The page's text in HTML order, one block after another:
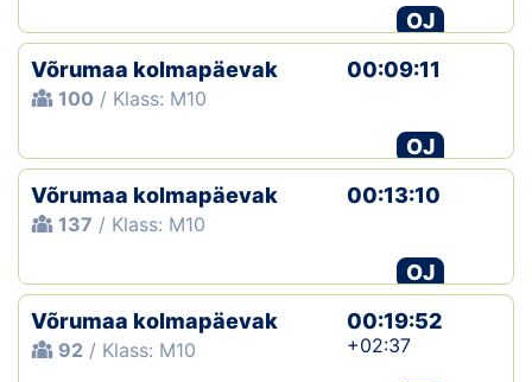
Klubid
Suletud maastikud
Püsirajad
Ajalugu
Koolitused
OJ
Võrumaa kolmapäevak
100 / Klass: M10
00:09:11
OJ
Võrumaa kolmapäevak
137 / Klass: M10
00:13:10
OJ
Võrumaa kolmapäevak
92 / Klass: M10
00:19:52
+02:37